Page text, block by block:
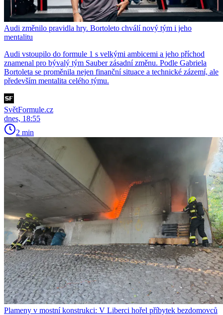
Audi změnilo pravidla hry. Bortoleto chválí nový tým i jeho
mentalitu
Audi vstoupilo do formule 1 s velkými ambicemi a jeho příchod
znamenal pro bývalý tým Sauber zásadní změnu. Podle Gabriela
Bortoleta se proměnila nejen finanční situace a technické zázemí, ale
především mentalita celého týmu.
SvětFormule.cz
dnes, 18:55
2 min
Plameny v mostní konstrukci: V Liberci hořel příbytek bezdomovců